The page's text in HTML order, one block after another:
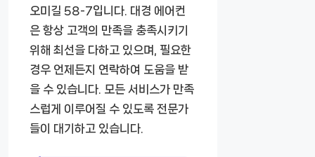
오미길 58-7입니다. 대경 에어컨
은 항상 고객의 만족을 충족시키기
위해 최선을 다하고 있으며, 필요한
경우 언제든지 연락하여 도움을 받
을 수 있습니다. 모든 서비스가 만족
스럽게 이루어질 수 있도록 전문가
들이 대기하고 있습니다.